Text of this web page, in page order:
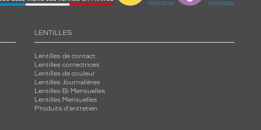
LENTILLES
Lentilles de contact
Lentilles correctrices
Lentilles de couleur
Lentilles Journalières
Lentilles Bi Mensuelles
Lentilles Mensuelles
Produits d'entretien